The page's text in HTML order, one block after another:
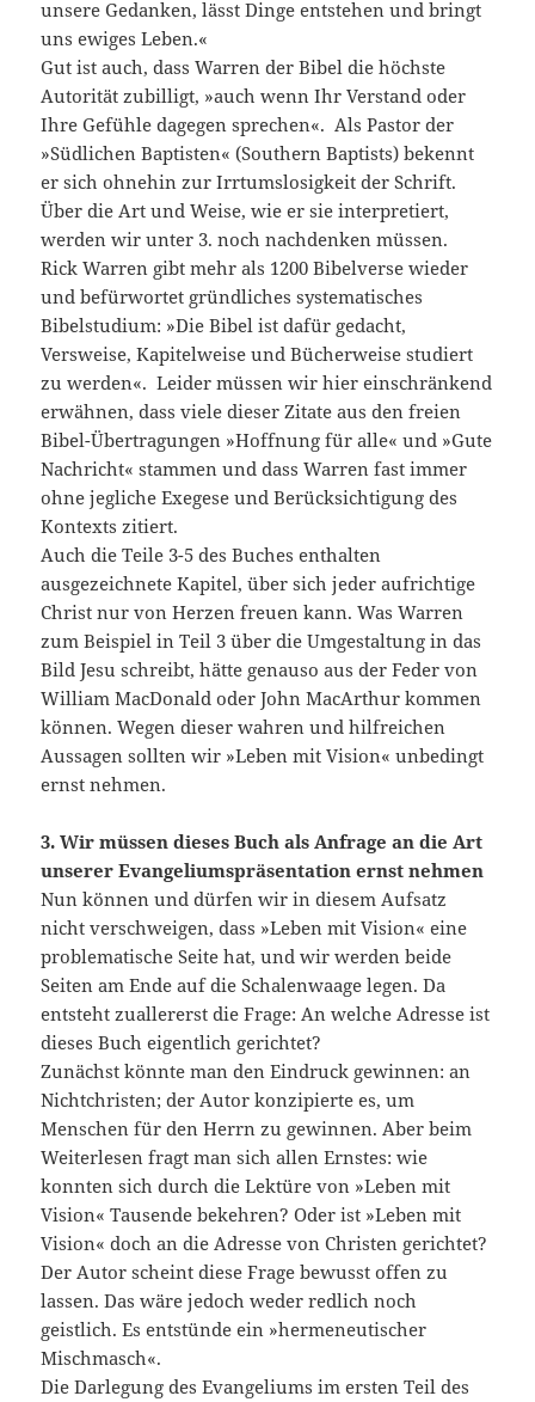
unsere Gedanken, lässt Dinge entstehen und bringt
uns ewiges Leben.«
Gut ist auch, dass Warren der Bibel die höchste
Autorität zubilligt, »auch wenn Ihr Verstand oder
Ihre Gefühle dagegen sprechen«. Als Pastor der
»Südlichen Baptisten« (Southern Baptists) bekennt
er sich ohnehin zur Irrtumslosigkeit der Schrift.
Über die Art und Weise, wie er sie interpretiert,
werden wir unter 3. noch nachdenken müssen.
Rick Warren gibt mehr als 1200 Bibelverse wieder
und befürwortet gründliches systematisches
Bibelstudium: »Die Bibel ist dafür gedacht,
Versweise, Kapitelweise und Bücherweise studiert
zu werden«. Leider müssen wir hier einschränkend
erwähnen, dass viele dieser Zitate aus den freien
Bibel-Übertragungen »Hoffnung für alle« und »Gute
Nachricht« stammen und dass Warren fast immer
ohne jegliche Exegese und Berücksichtigung des
Kontexts zitiert.
Auch die Teile 3-5 des Buches enthalten
ausgezeichnete Kapitel, über sich jeder aufrichtige
Christ nur von Herzen freuen kann. Was Warren
zum Beispiel in Teil 3 über die Umgestaltung in das
Bild Jesu schreibt, hätte genauso aus der Feder von
William MacDonald oder John MacArthur kommen
können. Wegen dieser wahren und hilfreichen
Aussagen sollten wir »Leben mit Vision« unbedingt
ernst nehmen.
3. Wir müssen dieses Buch als Anfrage an die Art
unserer Evangeliumspräsentation ernst nehmen
Nun können und dürfen wir in diesem Aufsatz
nicht verschweigen, dass »Leben mit Vision« eine
problematische Seite hat, und wir werden beide
Seiten am Ende auf die Schalenwaage legen. Da
entsteht zuallererst die Frage: An welche Adresse ist
dieses Buch eigentlich gerichtet?
Zunächst könnte man den Eindruck gewinnen: an
Nichtchristen; der Autor konzipierte es, um
Menschen für den Herrn zu gewinnen. Aber beim
Weiterlesen fragt man sich allen Ernstes: wie
konnten sich durch die Lektüre von »Leben mit
Vision« Tausende bekehren? Oder ist »Leben mit
Vision« doch an die Adresse von Christen gerichtet?
Der Autor scheint diese Frage bewusst offen zu
lassen. Das wäre jedoch weder redlich noch
geistlich. Es entstünde ein »hermeneutischer
Mischmasch«.
Die Darlegung des Evangeliums im ersten Teil des